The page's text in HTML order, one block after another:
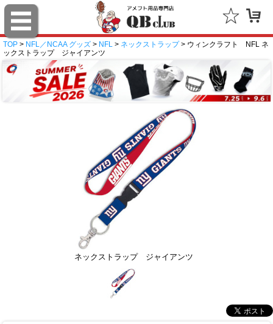
TOP > NFL／NCAA グッズ > NFL > ネックストラップ> ウィンクラフト NFL ネ
ックストラップ ジャイアンツ
ネックストラップ ジャイアンツ